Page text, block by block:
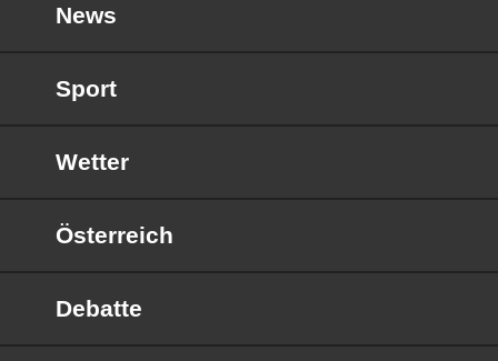
News
Sport
Wetter
Österreich
Debatte